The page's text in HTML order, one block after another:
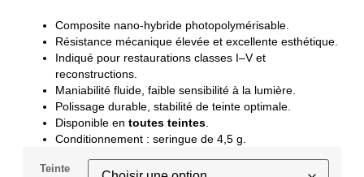
Composite nano-hybride photopolymérisable.
Résistance mécanique élevée et excellente esthétique.
Indiqué pour restaurations classes I–V et
reconstructions.
Maniabilité fluide, faible sensibilité à la lumière.
Polissage durable, stabilité de teinte optimale.
Disponible en toutes teintes.
Conditionnement : seringue de 4,5 g.
Teinte